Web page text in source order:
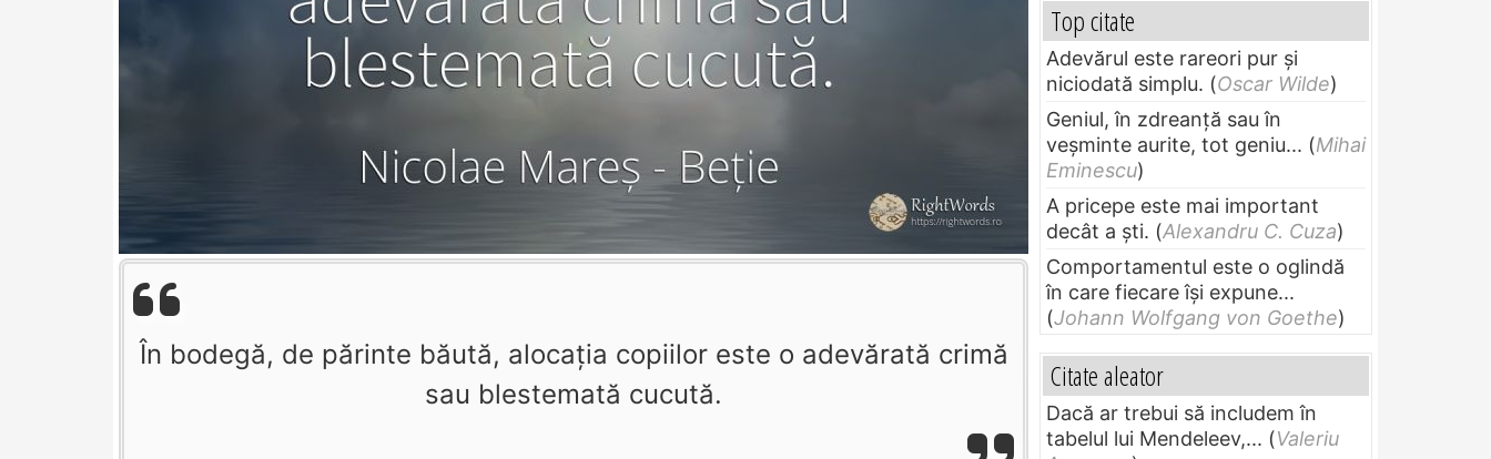
În bodegă, de părinte băută, alocația copiilor este o adevărată crimă
sau blestemată cucută.
Top citate
Adevărul este rareori pur și
niciodată simplu. (Oscar Wilde)
Geniul, în zdreanţă sau în
veşminte aurite, tot geniu... (Mihai
Eminescu)
A pricepe este mai important
decât a ști. (Alexandru C. Cuza)
Comportamentul este o oglindă
în care fiecare își expune...
(Johann Wolfgang von Goethe)
Citate aleator
Dacă ar trebui să includem în
tabelul lui Mendeleev,... (Valeriu